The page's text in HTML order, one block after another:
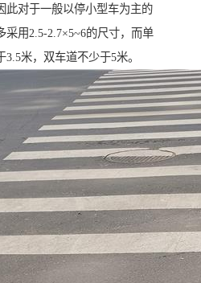
此对于一般以停小型车为主的
采用2.5-2.7×5~6的尺寸，而单
米，双车道不少于5米。